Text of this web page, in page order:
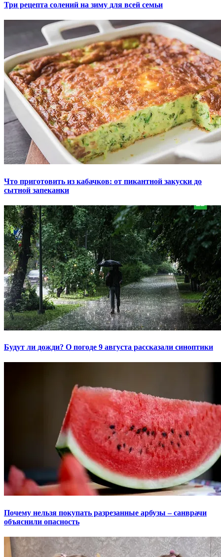
Три рецепта солений на зиму для всей семьи
Что приготовить из кабачков: от пикантной закуски до
сытной запеканки
Будут ли дожди? О погоде 9 августа рассказали синоптики
Почему нельзя покупать разрезанные арбузы – санврачи
объяснили опасность